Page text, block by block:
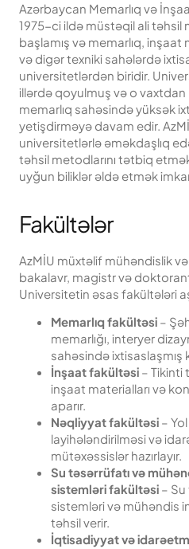
Azərbaycan Memarlıq və
1975-ci ildə müstəqil ali təhsil
başlamış və memarlıq,
və digər texniki sahələrdə
universitetlərdən biridir.
illərdə qoyulmuş və o
memarlıq sahəsində yüksək
yetişdirməyə davam edir.
universitetlərlə əməkdaşlıq
təhsil metodlarını tətbiq
uyğun biliklər əldə etmək
Fakültələr
AzMİU müxtəlif mühəndislik
bakalavr, magistr və
Universitetin əsas fakültələri
Memarlıq fakültəsi –
memarlığı, interyer
sahəsində ixtisaslaşmış
İnşaat fakültəsi – Tikinti
inşaat materialları və
aparır.
Nəqliyyat fakültəsi –
layihələndirilməsi və
mütəxəssislər hazırlayır.
Su təsərrüfatı və
sistemləri fakültəsi –
sistemləri və mühəndis
təhsil verir.
İqtisadiyyat və